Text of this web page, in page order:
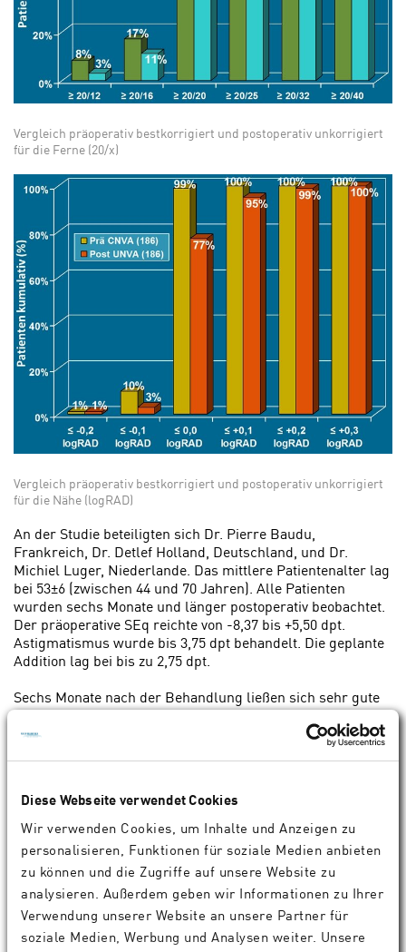
Diese Webseite verwendet Cookies
Wir verwenden Cookies, um Inhalte und Anzeigen zu
personalisieren, Funktionen für soziale Medien anbieten
zu können und die Zugriffe auf unsere Website zu
analysieren. Außerdem geben wir Informationen zu Ihrer
Verwendung unserer Website an unsere Partner für
soziale Medien, Werbung und Analysen weiter. Unsere
Vergleich präoperativ bestkorrigiert und postoperativ unkorrigiert
für die Ferne (20/x)
Vergleich präoperativ bestkorrigiert und postoperativ unkorrigiert
für die Nähe (logRAD)
An der Studie beteiligten sich Dr. Pierre Baudu,
Frankreich, Dr. Detlef Holland, Deutschland, und Dr.
Michiel Luger, Niederlande. Das mittlere Patien­tenalter lag
bei 53±6 (zwischen 44 und 70 Jahren). Alle Patienten
wurden sechs Monate und länger postoperativ beobachtet.
Der präoperative SEq reichte von -8,37 bis +5,50 dpt.
Astigmatismus wurde bis 3,75 dpt behandelt. Die geplante
Addition lag bei bis zu 2,75 dpt.
Sechs Monate nach der Behandlung ließen sich sehr gute
Ergebnisse beim Fern- und Nahvisus beobach­ten. 99 % der
Patienten zeigten präoperativ einen bestkorrigierten
von 0,1 logRAD oder besser, postoperativ unkorrigiert
waren es 95 %. Beein­druckende 79 % haben beim Nahvisus
mit bester Fernkorrektur drei oder mehr Snellen Linien
hinzu­gewonnen.
Die Kombination aus Multifokalität und negativem Defokus
im Nahauge sorgt für eine exzellente, brillenfreie
Lesequalität in Alltagssituationen. Im Vergleich mit den